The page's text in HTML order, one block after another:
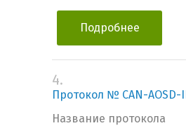
Подробнее
4.
Протокол № CAN-AOSD-III
Название протокола